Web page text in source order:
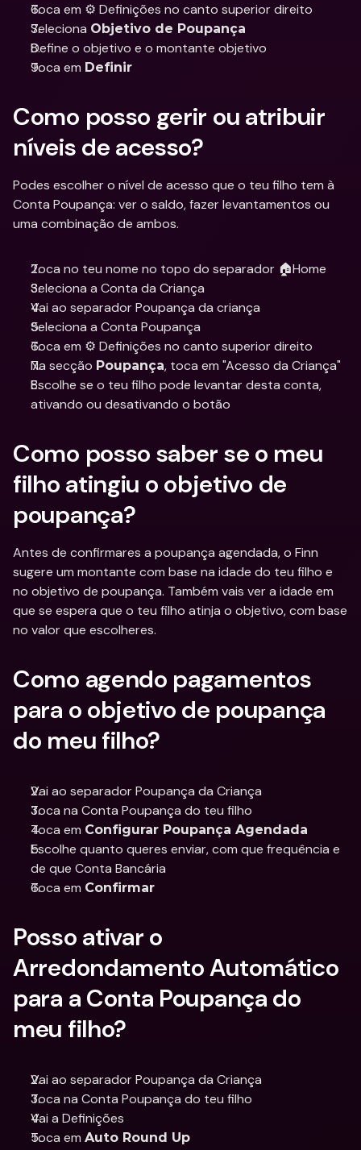
Toca em ⚙️ Definições no canto superior direito
Seleciona Objetivo de Poupança
Define o objetivo e o montante objetivo
Toca em Definir
Como posso gerir ou atribuir
níveis de acesso?
Podes escolher o nível de acesso que o teu filho tem à
Conta Poupança: ver o saldo, fazer levantamentos ou
uma combinação de ambos.
Toca no teu nome no topo do separador 🏠Home
Seleciona a Conta da Criança
Vai ao separador Poupança da criança
Seleciona a Conta Poupança
Toca em ⚙️ Definições no canto superior direito
Na secção Poupança, toca em "Acesso da Criança"
Escolhe se o teu filho pode levantar desta conta,
ativando ou desativando o botão
Como posso saber se o meu
filho atingiu o objetivo de
poupança?
Antes de confirmares a poupança agendada, o Finn
sugere um montante com base na idade do teu filho e
no objetivo de poupança. Também vais ver a idade em
que se espera que o teu filho atinja o objetivo, com base
no valor que escolheres.
Como agendo pagamentos
para o objetivo de poupança
do meu filho?
Vai ao separador Poupança da Criança
Toca na Conta Poupança do teu filho
Toca em Configurar Poupança Agendada
Escolhe quanto queres enviar, com que frequência e
de que Conta Bancária
Toca em Confirmar
Posso ativar o
Arredondamento Automático
para a Conta Poupança do
meu filho?
Vai ao separador Poupança da Criança
Toca na Conta Poupança do teu filho
Vai a Definições
Toca em Auto Round Up